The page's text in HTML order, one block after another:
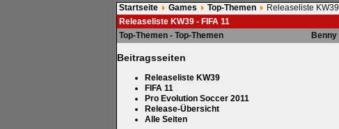
Startseite Games Top-Themen
Releaseliste KW39
Releaseliste KW39 - FIFA 11
Top-Themen - Top-Themen
Benny
Beitragsseiten
Releaseliste KW39
FIFA 11
Pro Evolution Soccer 2011
Release-Übersicht
Alle Seiten